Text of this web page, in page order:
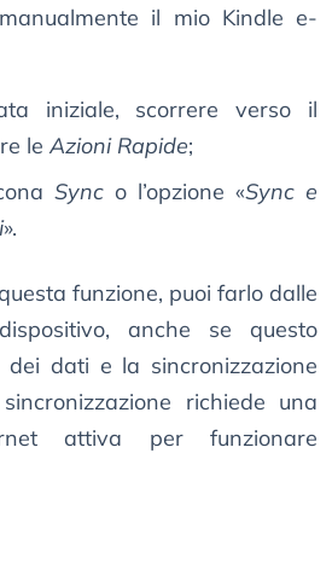
il mio Kindle e-
iniziale, scorrere verso il
le Azioni Rapide;
Sync o l’opzione «Sync e
».
funzione, puoi farlo dalle
anche se questo
dati e la sincronizzazione
richiede una
attiva per funzionare